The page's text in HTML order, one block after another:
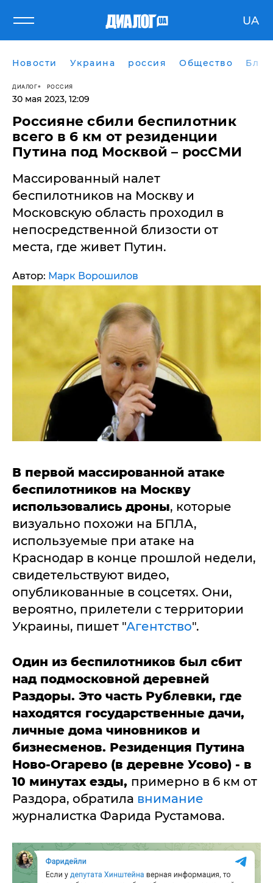
UA
Новости Украина россия Общество
ДИАЛОГ РОССИЯ
30 мая 2023, 12:09
Россияне сбили беспилотник
всего в 6 км от резиденции
Путина под Москвой – росСМИ
Массированный налет
беспилотников на Москву и
Московскую область проходил в
непосредственной близости от
места, где живет Путин.
Автор: Марк Ворошилов
В первой массированной атаке
беспилотников на Москву
использовались дроны, которые
визуально похожи на БПЛА,
используемые при атаке на
Краснодар в конце прошлой недели,
свидетельствуют видео,
опубликованные в соцсетях. Они,
вероятно, прилетели с территории
Украины, пишет "Агентство".
Один из беспилотников был сбит
над подмосковной деревней
Раздоры. Это часть Рублевки, где
находятся государственные дачи,
личные дома чиновников и
бизнесменов. Резиденция Путина
Ново-Огарево (в деревне Усово) - в
10 минутах езды, примерно в 6 км от
Раздора, обратила внимание
журналистка Фарида Рустамова.